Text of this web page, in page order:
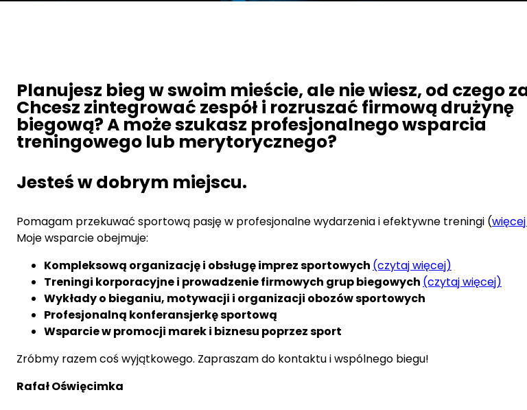
Planujesz bieg w swoim mieście, ale nie wiesz, od czego
Chcesz zintegrować zespół i rozruszać firmową drużynę
biegową?A może szukasz profesjonalnego wsparcia
treningowego lub merytorycznego?
Jesteś w dobrym miejscu.
Pomagam przekuwać sportową pasję w profesjonalne wydarzenia i efektywne treningi (
Moje wsparcie obejmuje:
Kompleksową organizację i obsługę imprez sportowych (czytaj więcej)
Treningi korporacyjne i prowadzenie firmowych grup biegowych (czytaj więcej)
Wykłady o bieganiu, motywacji i organizacji obozów sportowych
Profesjonalną konferansjerkę sportową
Wsparcie w promocji marek i biznesu poprzez sport
Zróbmy razem coś wyjątkowego. Zapraszam do kontaktu i wspólnego biegu!
Rafał Oświęcimka